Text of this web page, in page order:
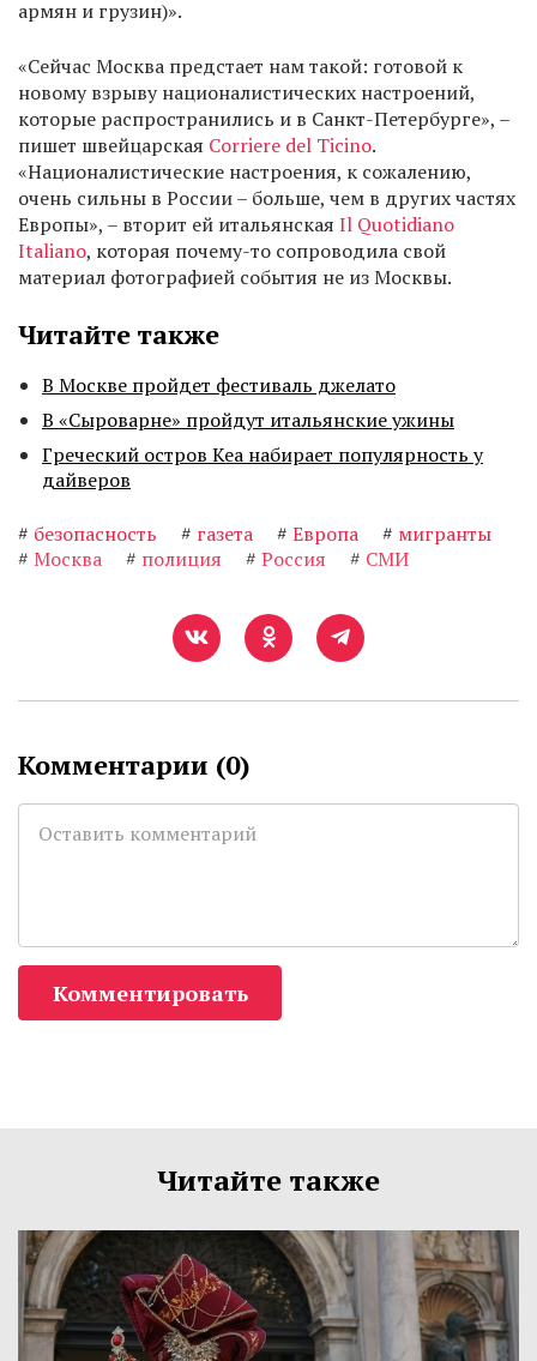
армян и грузин)».
«Сейчас Москва предстает нам такой: готовой к
новому взрыву националистических настроений,
которые распространились и в Санкт-Петербурге», –
пишет швейцарская Corriere del Ticino.
«Националистические настроения, к сожалению,
очень сильны в России – больше, чем в других частях
Европы», – вторит ей итальянская Il Quotidiano
Italiano, которая почему-то сопроводила свой
материал фотографией события не из Москвы.
Читайте также
В Москве пройдет фестиваль джелато
В «Сыроварне» пройдут итальянские ужины
Греческий остров Кеа набирает популярность у
дайверов
# безопасность # газета # Европа # мигранты
# Москва # полиция # Россия # СМИ
Комментарии (0)
Комментировать
Читайте также